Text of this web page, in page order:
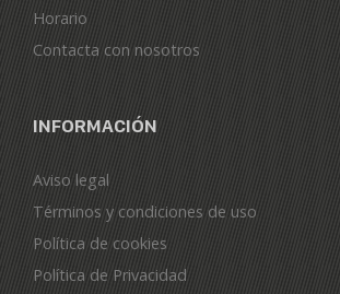
Horario
Contacta con nosotros
INFORMACIÓN
Aviso legal
Términos y condiciones de uso
Política de cookies
Política de Privacidad